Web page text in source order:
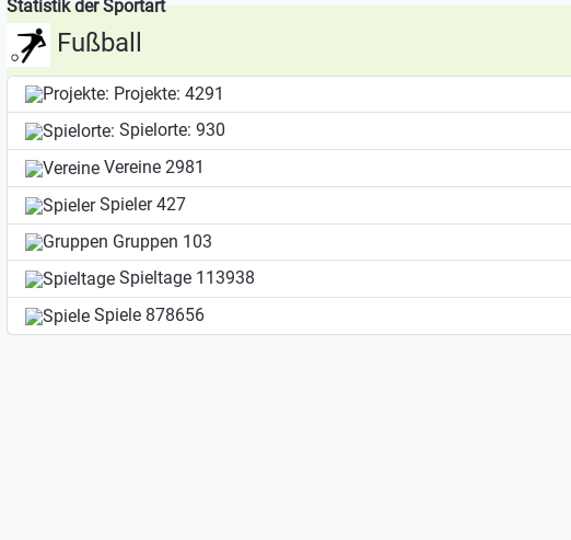
Statistik der Sportart
Fußball
Projekte: 4291
Spielorte: 930
Vereine 2981
Spieler427
Gruppen 103
Spieltage 113938
Spiele 878656